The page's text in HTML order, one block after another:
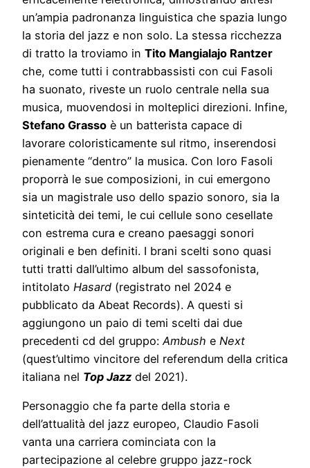
un’ampia padronanza linguistica che spazia lungo
la storia del jazz e non solo. La stessa ricchezza
di tratto la troviamo in Tito Mangialajo Rantzer
che, come tutti i contrabbassisti con cui Fasoli
ha suonato, riveste un ruolo centrale nella sua
musica, muovendosi in molteplici direzioni. Infine,
Stefano Grasso è un batterista capace di
lavorare coloristicamente sul ritmo, inserendosi
pienamente “dentro” la musica. Con loro Fasoli
proporrà le sue composizioni, in cui emergono
sia un magistrale uso dello spazio sonoro, sia la
sinteticità dei temi, le cui cellule sono cesellate
con estrema cura e creano paesaggi sonori
originali e ben definiti. I brani scelti sono quasi
tutti tratti dall’ultimo album del sassofonista,
intitolato Hasard (registrato nel 2024 e
pubblicato da Abeat Records). A questi si
aggiungono un paio di temi scelti dai due
precedenti cd del gruppo: Ambush e Next
(quest’ultimo vincitore del referendum della critica
italiana nel Top Jazz del 2021).
Personaggio che fa parte della storia e
dell’attualità del jazz europeo, Claudio Fasoli
vanta una carriera cominciata con la
partecipazione al celebre gruppo jazz-rock